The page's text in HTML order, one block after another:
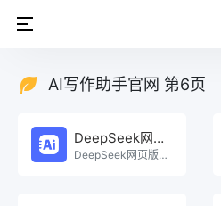
AI写作助手官网 第6页
DeepSeek网页版
DeepSeek网页版在线免费体验。